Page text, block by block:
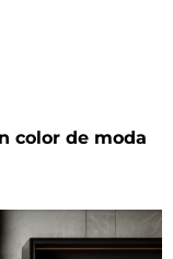
color de moda